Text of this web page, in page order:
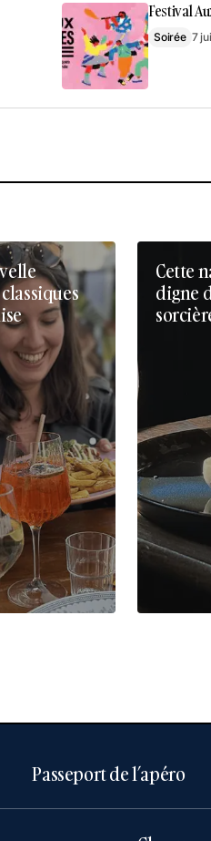
Festival
Soirée 7
Cette
digne
Passeport de l’apéro